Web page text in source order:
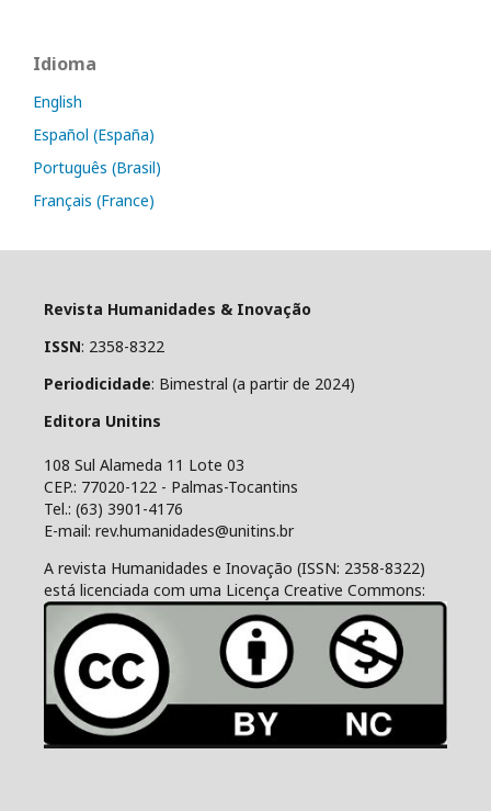
Idioma
English
Español (España)
Português (Brasil)
Français (France)
Revista Humanidades & Inovação
ISSN: 2358-8322
Periodicidade: Bimestral (a partir de 2024)
Editora Unitins
108 Sul Alameda 11 Lote 03
CEP.: 77020-122 - Palmas-Tocantins
Tel.: (63) 3901-4176
E-mail: rev.humanidades@unitins.br
A revista Humanidades e Inovação (ISSN: 2358-8322)
está licenciada com uma Licença Creative Commons: